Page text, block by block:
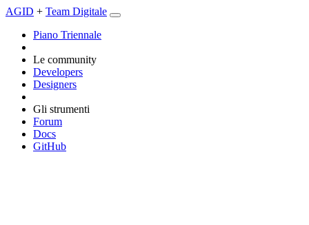
AGID + Team Digitale
Piano Triennale
Le community
Developers
Designers
Gli strumenti
Forum
Docs
GitHub